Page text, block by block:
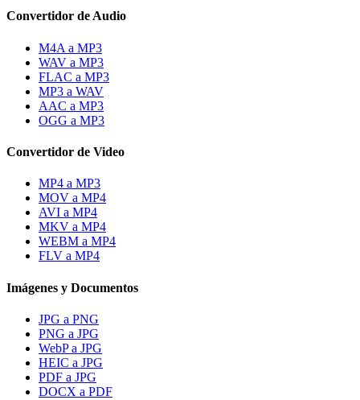
Convertidor de Audio
M4A a MP3
WAV a MP3
FLAC a MP3
MP3 a WAV
AAC a MP3
OGG a MP3
Convertidor de Video
MP4 a MP3
MOV a MP4
AVI a MP4
MKV a MP4
WEBM a MP4
FLV a MP4
Imágenes y Documentos
JPG a PNG
PNG a JPG
WebP a JPG
HEIC a JPG
PDF a JPG
DOCX a PDF